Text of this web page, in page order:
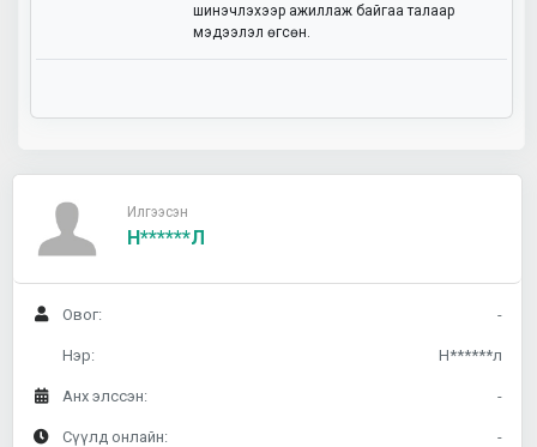
шинэчлэхээр ажиллаж байгаа талаар
мэдээлэл өгсөн.
Илгээсэн
Н******л
Овог: -
Нэр: Н******л
Анх элссэн: -
Сүүлд онлайн: -